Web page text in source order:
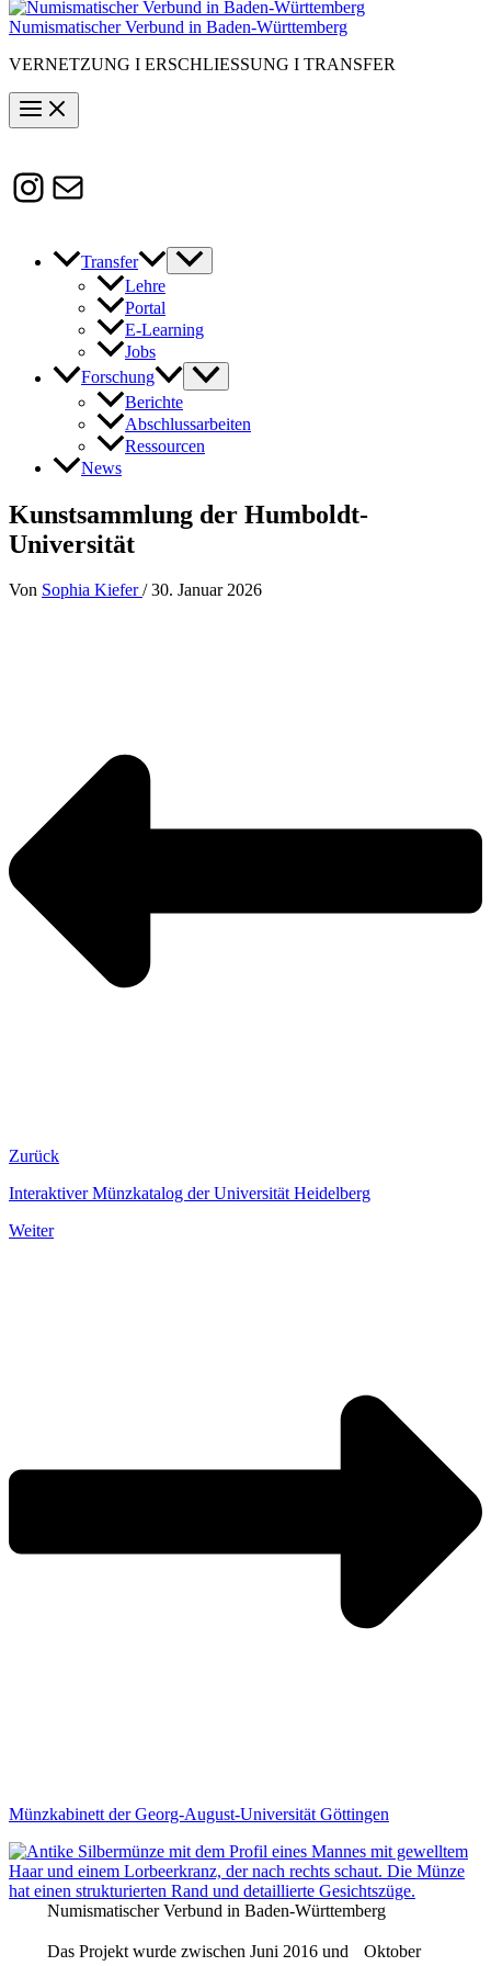
Numismatischer Verbund in Baden-Württemberg
VERNETZUNG I ERSCHLIESSUNG I TRANSFER
Instagram
Susanne.Boerner@zaw.uni-
heidelberg.de
Transfer
Lehre
Portal
E-Learning
Jobs
Forschung
Berichte
Abschlussarbeiten
Ressourcen
News
Kunstsammlung der Humboldt-
Universität
Von Sophia Kiefer/30. Januar 2026
Zurück
Interaktiver Münzkatalog der Universität Heidelberg
Weiter
Münzkabinett der Georg-August-Universität Göttingen
Numismatischer Verbund in Baden-Württemberg
Das Projekt wurde zwischen Juni 2016 und Oktober